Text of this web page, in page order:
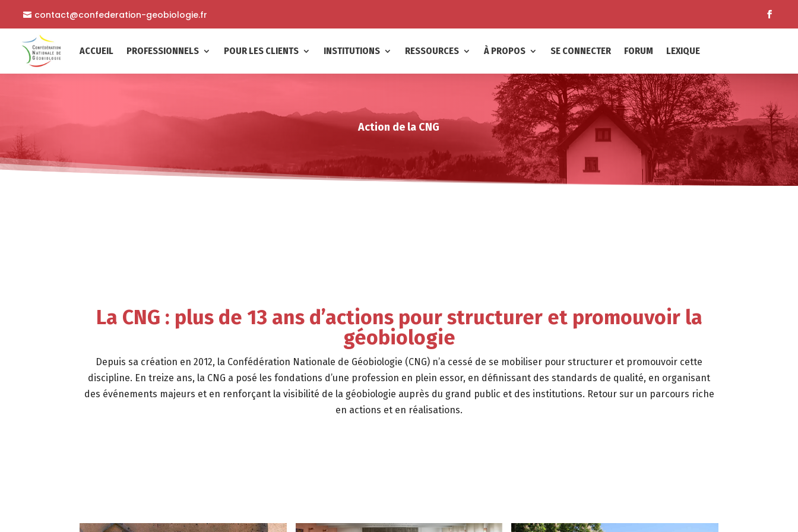
contact@confederation-geobiologie.fr
ACCUEIL PROFESSIONNELS POUR LES CLIENTS INSTITUTIONS RESSOURCES À PROPOS SE CONNECTER FORUM LEXIQUE
Action de la CNG
La CNG : plus de 13 ans d’actions pour structurer et promouvoir la
géobiologie
Depuis sa création en 2012, la Confédération Nationale de Géobiologie (CNG) n’a cessé de se mobiliser pour structurer et promouvoir cette
discipline. En treize ans, la CNG a posé les fondations d’une profession en plein essor, en définissant des standards de qualité, en organisant
des événements majeurs et en renforçant la visibilité de la géobiologie auprès du grand public et des institutions. Retour sur un parcours riche
en actions et en réalisations.